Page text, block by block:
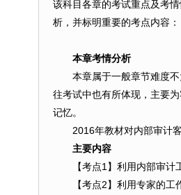
该科目各章的考试重点及考
析，并标明重要的考点内容：
本章考情分析
本章属于一般章节难度
往考试中也有所体现，主要
记忆。
2016年教材对内部审计
主要内容
【考点1】利用内部审计
【考点2】利用专家的工